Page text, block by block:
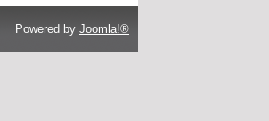
Powered by Joomla!®